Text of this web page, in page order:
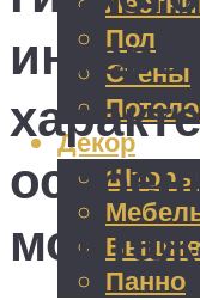
Пол
Стены
Декор
Шторы
Панно